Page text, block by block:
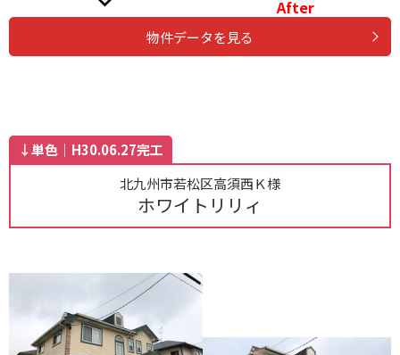
After
物件データを見る
↓単色｜H30.06.27完工
北九州市若松区高須西Ｋ様
ホワイトリリィ